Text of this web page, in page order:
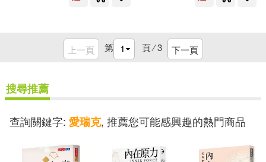
上一頁 第 頁 ⁄3 下一頁
搜尋推薦
查詢關鍵字: 愛瑞克, 推薦您可能感興趣的熱門商品